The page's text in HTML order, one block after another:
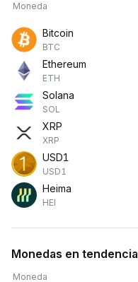
Moneda
Bitcoin
BTC
Ethereum
ETH
Solana
SOL
XRP
XRP
USD1
USD1
Heima
HEI
Monedas en tendencia
Moneda